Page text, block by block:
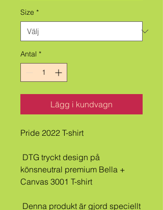
Size *
Antal *
Lägg i kundvagn
Pride 2022 T-shirt
könsneutral premium Bella +
Canvas 3001 T-shirt